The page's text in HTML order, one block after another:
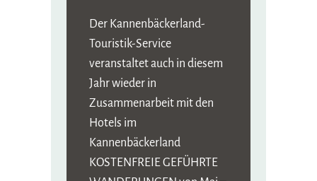
Der Kannenbäckerland-
Touristik-Service
veranstaltet auch in diesem
Jahr wieder in
Zusammenarbeit mit den
Hotels im
Kannenbäckerland
KOSTENFREIE GEFÜHRTE